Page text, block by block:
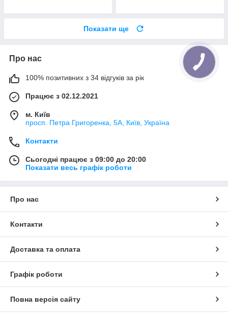
Показати ще
Про нас
100% позитивних з 34 відгуків за рік
Працює з 02.12.2021
м. Київ
просп. Петра Григоренка, 5А, Київ, Україна
Контакти
Сьогодні працює з 09:00 до 20:00
Показати весь графік роботи
Про нас
Контакти
Доставка та оплата
Графік роботи
Повна версія сайту